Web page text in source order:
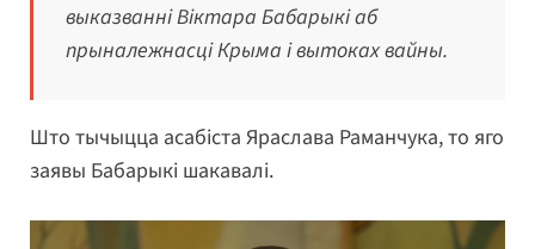
выказванні Віктара Бабарыкі аб
прыналежнасці Крыма і вытоках вайны.
Што тычыцца асабіста Яраслава Раманчука, то яго
заявы Бабарыкі шакавалі.